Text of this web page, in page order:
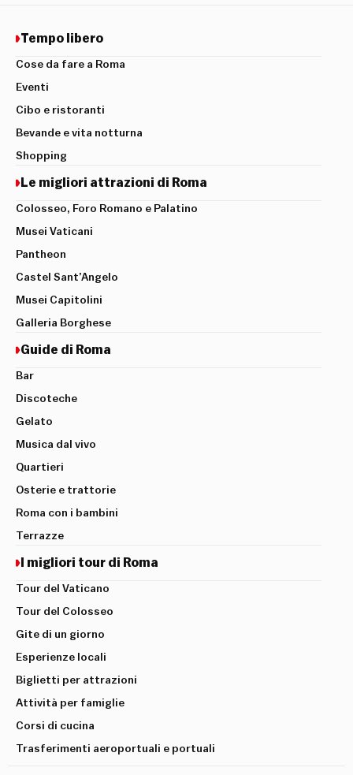
Tempo libero
Cose da fare a Roma
Eventi
Cibo e ristoranti
Bevande e vita notturna
Shopping
Le migliori attrazioni di Roma
Colosseo, Foro Romano e Palatino
Musei Vaticani
Pantheon
Castel Sant’Angelo
Musei Capitolini
Galleria Borghese
Guide di Roma
Bar
Discoteche
Gelato
Musica dal vivo
Quartieri
Osterie e trattorie
Roma con i bambini
Terrazze
I migliori tour di Roma
Tour del Vaticano
Tour del Colosseo
Gite di un giorno
Esperienze locali
Biglietti per attrazioni
Attività per famiglie
Corsi di cucina
Trasferimenti aeroportuali e portuali